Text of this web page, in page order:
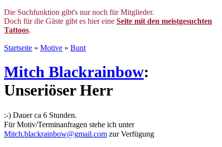
Die Suchfunktion gibt's nur noch für Mitglieder.
Doch für die Gäste gibt es hier eine Seite mit den meistgesuchten
Tattoos.
Startseite » Motive » Bunt
Mitch Blackrainbow:
Unseriöser Herr
:-) Dauer ca 6 Stunden.
Für Motiv/Terminanfragen stehe ich unter
Mitch.blackrainbow@gmail.com zur Verfügung